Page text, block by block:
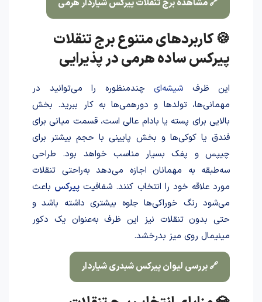
🔗 مشاهده برج تنقلات پیرکس شیاردار هرمی
🍪 کاربردهای متنوع برج تنقلات
پیرکس ساده هرمی در پذیرایی
این ظرف شیشه‌ایچندمنظوره را می‌توانید در
مهمانی‌ها، تولدها و دورهمی‌ها به کار ببرید. بخش
بالایی برای پسته یا بادام عالی است، قسمت میانی برای
فندق یا کوکی‌ها و بخش پایینی با حجم بیشتر برای
چیپس و پفک بسیار مناسب خواهد بود. طراحی
سه‌طبقه به مهمانان اجازه می‌دهد به‌راحتی تنقلات
مورد علاقه خود را انتخاب کنند. شفافیت پیرکس باعث
می‌شود رنگ خوراکی‌ها جلوه بیشتری داشته باشد و
حتی بدون تنقلات نیز این ظرف به‌عنوان یک دکور
مینیمال روی میز بدرخشد.
🔗 بررسی لیوان پیرکس شبدرى شیاردار